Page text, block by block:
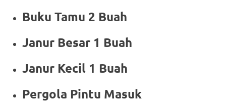
Buku Tamu 2 Buah
Janur Besar 1 Buah
Janur Kecil 1 Buah
Pergola Pintu Masuk